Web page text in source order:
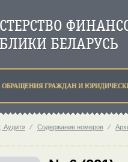
ОБРАЩЕНИЯ ГРАЖДАН И
Аудит» ⁄ Содержание номеров ⁄